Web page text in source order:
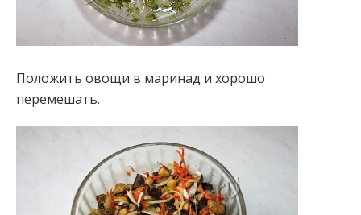
Положить овощи в маринад и хорошо
перемешать.